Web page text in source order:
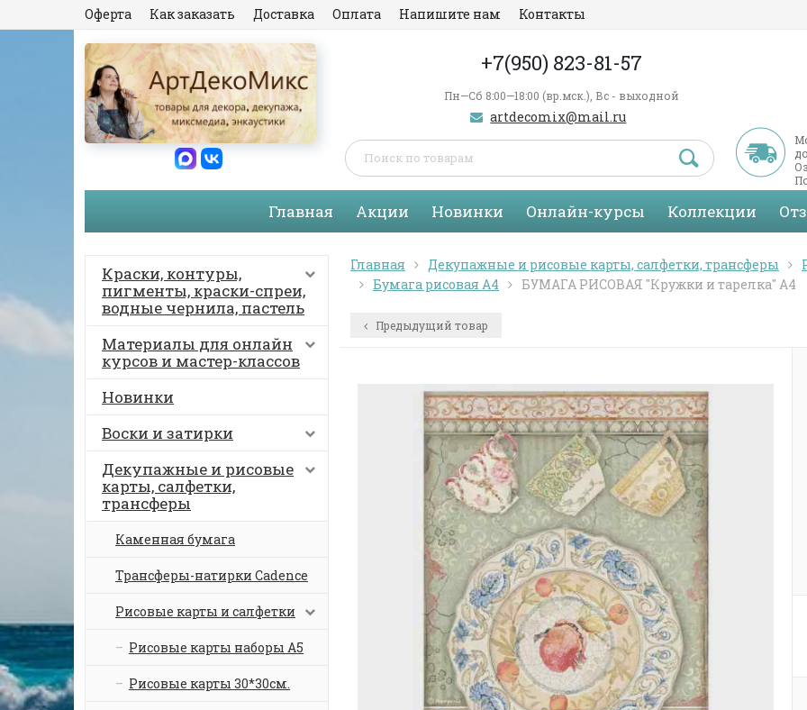
Оферта Как заказать Доставка Оплата Напишите нам Контакты
+7(950) 823-81-57
Пн—Сб 8:00—18:00 (вр.мск.), Вс - выходной
artdecomix@mail.ru
Главная Акции Новинки Онлайн-курсы Коллекции
Краски, контуры,
пигменты, краски-спреи,
водные чернила, пастель
Материалы для онлайн
курсов и мастер-классов
Новинки
Воски и затирки
Декупажные и рисовые
карты, салфетки,
трансферы
Каменная бумага
Трансферы-натирки Cadence
Рисовые карты и салфетки
Рисовые карты наборы А5
Рисовые карты 30*30см.
Главная Декупажные и рисовые карты, салфетки, трансферы
Бумага рисовая А4
БУМАГА РИСОВАЯ "Кружки и тарелка" А4
Предыдущий товар